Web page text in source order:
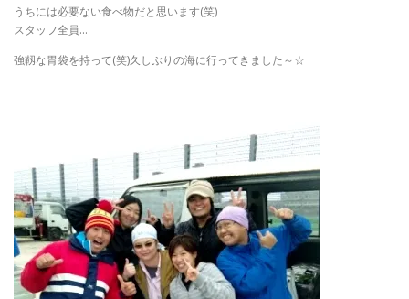
うちには必要ない食べ物だと思います(笑)
スタッフ全員…
強靱な胃袋を持って(笑)久しぶりの海に行ってきました～☆